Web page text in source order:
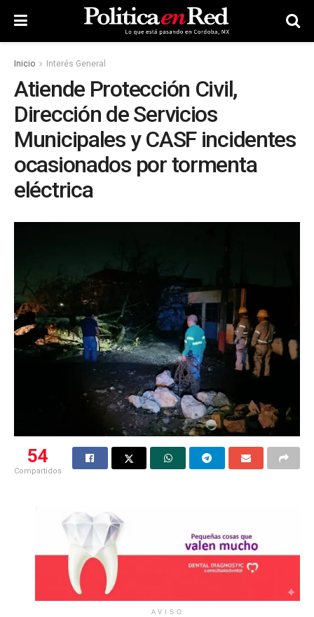
Inicio Interés General
Atiende Protección Civil,
Dirección de Servicios
Municipales y CASF incidentes
ocasionados por tormenta
eléctrica
54
Compartidos
AVISO